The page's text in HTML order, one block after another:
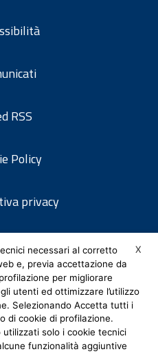
RSS
Policy
privacy
legali
Policy
X
necessari al corretto
e, previa accettazione da
per migliorare
utenti ed ottimizzare l’utilizzo
Selezionando Accetta tutti i
di cookie di profilazione.
solo i cookie tecnici
funzionalità aggiuntive